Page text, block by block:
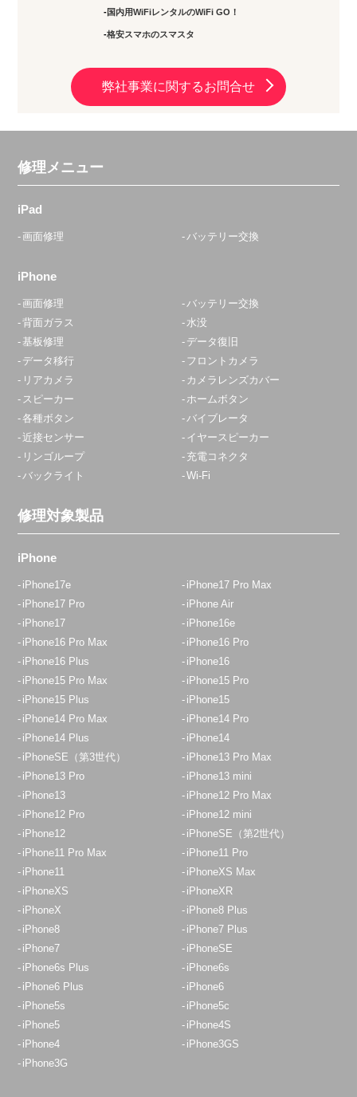
国内用WiFiレンタルのWiFi GO！
格安スマホのスマスタ
弊社事業に関するお問合せ
修理メニュー
iPad
画面修理 バッテリー交換
iPhone
画面修理
バッテリー交換
背面ガラス
水没
基板修理
データ復旧
データ移行
フロントカメラ
リアカメラ
カメラレンズカバー
スピーカー
ホームボタン
各種ボタン
バイブレータ
近接センサー
イヤースピーカー
リンゴループ
充電コネクタ
バックライト
Wi-Fi
修理対象製品
iPhone
iPhone17e
iPhone17 Pro Max
iPhone17 Pro
iPhone Air
iPhone17
iPhone16e
iPhone16 Pro Max
iPhone16 Pro
iPhone16 Plus
iPhone16
iPhone15 Pro Max
iPhone15 Pro
iPhone15 Plus
iPhone15
iPhone14 Pro Max
iPhone14 Pro
iPhone14 Plus
iPhone14
iPhoneSE（第3世代）
iPhone13 Pro Max
iPhone13 Pro
iPhone13 mini
iPhone13
iPhone12 Pro Max
iPhone12 Pro
iPhone12 mini
iPhone12
iPhoneSE（第2世代）
iPhone11 Pro Max
iPhone11 Pro
iPhone11
iPhoneXS Max
iPhoneXS
iPhoneXR
iPhoneX
iPhone8 Plus
iPhone8
iPhone7 Plus
iPhone7
iPhoneSE
iPhone6s Plus
iPhone6s
iPhone6 Plus
iPhone6
iPhone5s
iPhone5c
iPhone5
iPhone4S
iPhone4
iPhone3GS
iPhone3G